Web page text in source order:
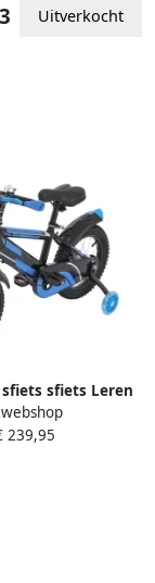
Uitverkocht
sfiets Leren
Remsysteem
Blauw
239,95